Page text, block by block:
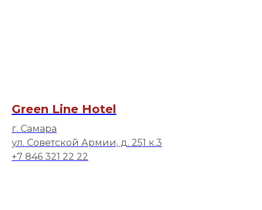
Green Line Hotel
г. Самара
ул. Советской Армии, д. 251 к.3
+7 846 321 22 22